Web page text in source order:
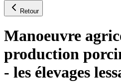
Retour
Manoeuvre
production
- les élevages